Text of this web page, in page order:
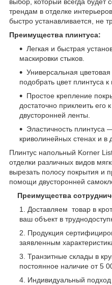
выбор, который всегда будет
трендам в отделке
быстро устанавливается, не
Преимущества плинтуса:
Легкая и быстрая
маскировки стыков.
Универсальная
подобрать цвет плинтуса
Простое крепление
достаточно приклеить его
двусторонней ленты.
Эластичность плинтуса
криволинейных стенах и в
Плинтус напольный Korner
отделки различных видов
вырезать полосу покрытия и
помощи двусторонней
Преимущества
Доставляем товар в
ваш объект в
Продукция
заявленным
Транзитные склады в
постоянное наличие от 5
Индивидуальный подход